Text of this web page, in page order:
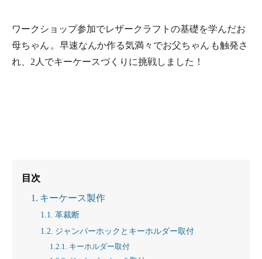
ワークショップ参加でレザークラフトの基礎を学んだお
母ちゃん 。早速なんか作る気満々でお父ちゃん も触発さ
れ、2人でキーケースづくりに挑戦しました！
目次
キーケース製作
革裁断
ジャンパーホックとキーホルダー取付
キーホルダー取付